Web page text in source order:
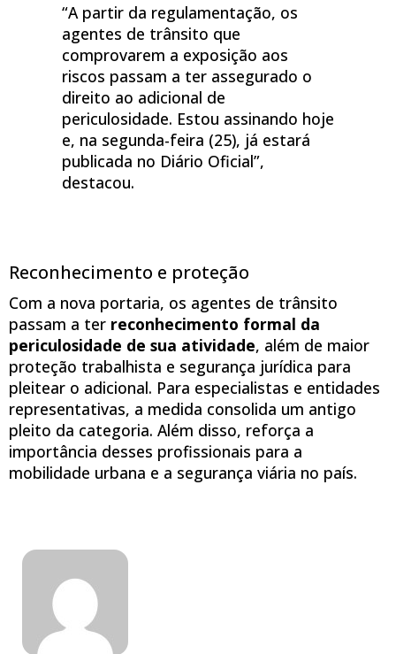
“A partir da regulamentação, os
agentes de trânsito que
comprovarem a exposição aos
riscos passam a ter assegurado o
direito ao adicional de
periculosidade. Estou assinando hoje
e, na segunda-feira (25), já estará
publicada no Diário Oficial”,
destacou.
Reconhecimento e proteção
Com a nova portaria, os agentes de trânsito
passam a ter reconhecimento formal da
periculosidade de sua atividade, além de maior
proteção trabalhista e segurança jurídica para
pleitear o adicional. Para especialistas e entidades
representativas, a medida consolida um antigo
pleito da categoria. Além disso, reforça a
importância desses profissionais para a
mobilidade urbana e a segurança viária no país.